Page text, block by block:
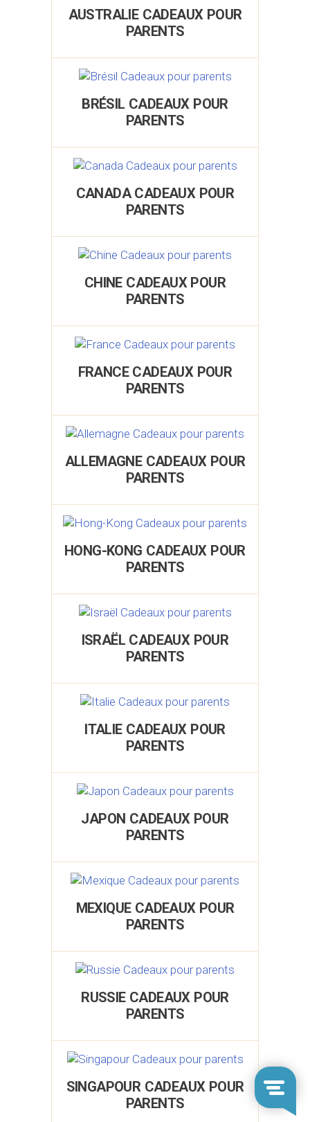
AUSTRALIE CADEAUX POUR
PARENTS
BRÉSIL CADEAUX POUR
PARENTS
CANADA CADEAUX POUR
PARENTS
CHINE CADEAUX POUR
PARENTS
FRANCE CADEAUX POUR
PARENTS
ALLEMAGNE CADEAUX POUR
PARENTS
HONG-KONG CADEAUX POUR
PARENTS
ISRAËL CADEAUX POUR
PARENTS
ITALIE CADEAUX POUR
PARENTS
JAPON CADEAUX POUR
PARENTS
MEXIQUE CADEAUX POUR
PARENTS
RUSSIE CADEAUX POUR
PARENTS
SINGAPOUR CADEAUX POUR
PARENTS